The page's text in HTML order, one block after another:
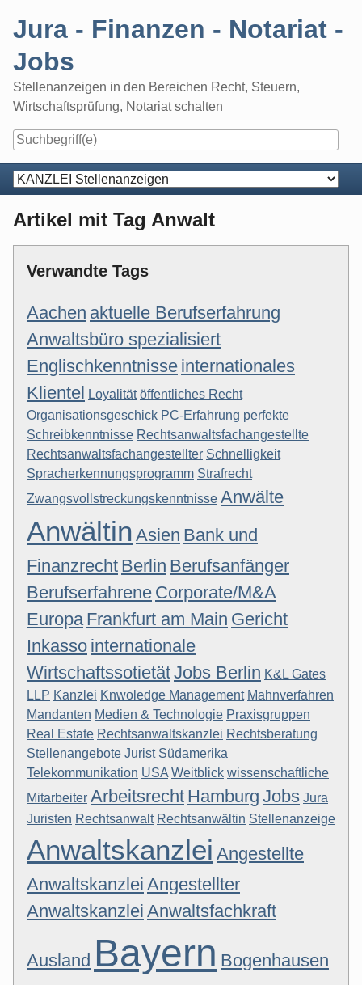
Jura - Finanzen - Notariat -
Jobs
Stellenanzeigen in den Bereichen Recht, Steuern,
Wirtschaftsprüfung, Notariat schalten
Navigation
Artikel mit Tag Anwalt
Verwandte Tags
Aachen aktuelle Berufserfahrung
Anwaltsbüro spezialisiert
Englischkenntnisse internationales
Klientel Loyalität öffentliches Recht
Organisationsgeschick PC-Erfahrung perfekte
Schreibkenntnisse Rechtsanwaltsfachangestellte
Rechtsanwaltsfachangestellter Schnelligkeit
Spracherkennungsprogramm Strafrecht
Zwangsvollstreckungskenntnisse Anwälte
Anwältin Asien Bank und
Finanzrecht Berlin Berufsanfänger
Berufserfahrene Corporate/M&A
Europa Frankfurt am Main Gericht
Inkasso internationale
WirtschaftssotietätJobs Berlin K&L Gates
LLP Kanzlei Knwoledge Management Mahnverfahren
Mandanten Medien & Technologie Praxisgruppen
Real Estate Rechtsanwaltskanzlei Rechtsberatung
Stellenangebote Jurist Südamerika
Telekommunikation USA Weitblick wissenschaftliche
Mitarbeiter Arbeitsrecht Hamburg Jobs Jura
Juristen Rechtsanwalt Rechtsanwältin Stellenanzeige
Anwaltskanzlei Angestellte
Anwaltskanzlei Angestellter
Anwaltskanzlei Anwaltsfachkraft
Ausland Bayern Bogenhausen